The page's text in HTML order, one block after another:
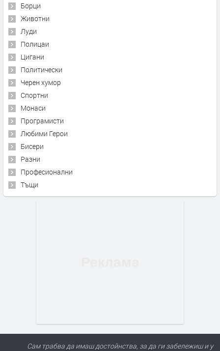
Борци
Животни
Луди
Полицаи
Цигани
Политически
Черен хумор
Спортни
Монаси
Програмисти
Любими Герои
Бисери
Разни
Професионални
Тъщи
Сам трабва да имаш достойнства, за да ги забележиш и у